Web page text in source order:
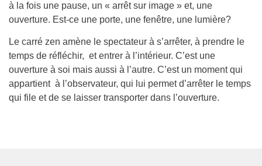
à la fois une pause, un « arrêt sur image » et, une
ouverture. Est-ce une porte, une fenêtre, une lumière?
Le carré zen amène le spectateur à s’arrêter, à prendre le
temps de réfléchir, et entrer à l’intérieur. C’est une
ouverture à soi mais aussi à l’autre. C’est un moment qui
appartient à l’observateur, qui lui permet d’arrêter le temps
qui file et de se laisser transporter dans l’ouverture.